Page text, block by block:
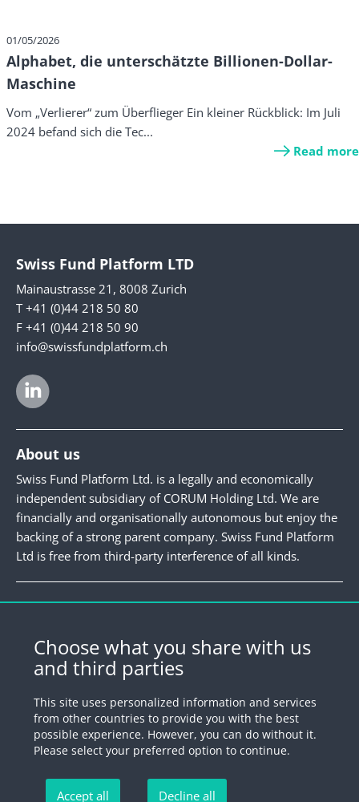
01/05/2026
Alphabet, die unterschätzte Billionen-Dollar-
Maschine
Vom „Verlierer“ zum Überflieger Ein kleiner Rückblick: Im Juli
2024 befand sich die Tec...
Read more
Swiss Fund Platform LTD
Mainaustrasse 21, 8008 Zurich
T +41 (0)44 218 50 80
F +41 (0)44 218 50 90
info@swissfundplatform.ch
About us
Swiss Fund Platform Ltd. is a legally and economically
independent subsidiary of CORUM Holding Ltd. We are
financially and organisationally autonomous but enjoy the
backing of a strong parent company. Swiss Fund Platform
Ltd is free from third-party interference of all kinds.
Newsletter
Register for our newsletter.
Register
© 2026 by Swiss Fund Platform
Unsubscribe newsletter
Choose what you share with us
and third parties
This site uses personalized information and services
from other countries to provide you with the best
possible experience. However, you can do without it.
Please select your preferred option to continue.
Accept all Decline all